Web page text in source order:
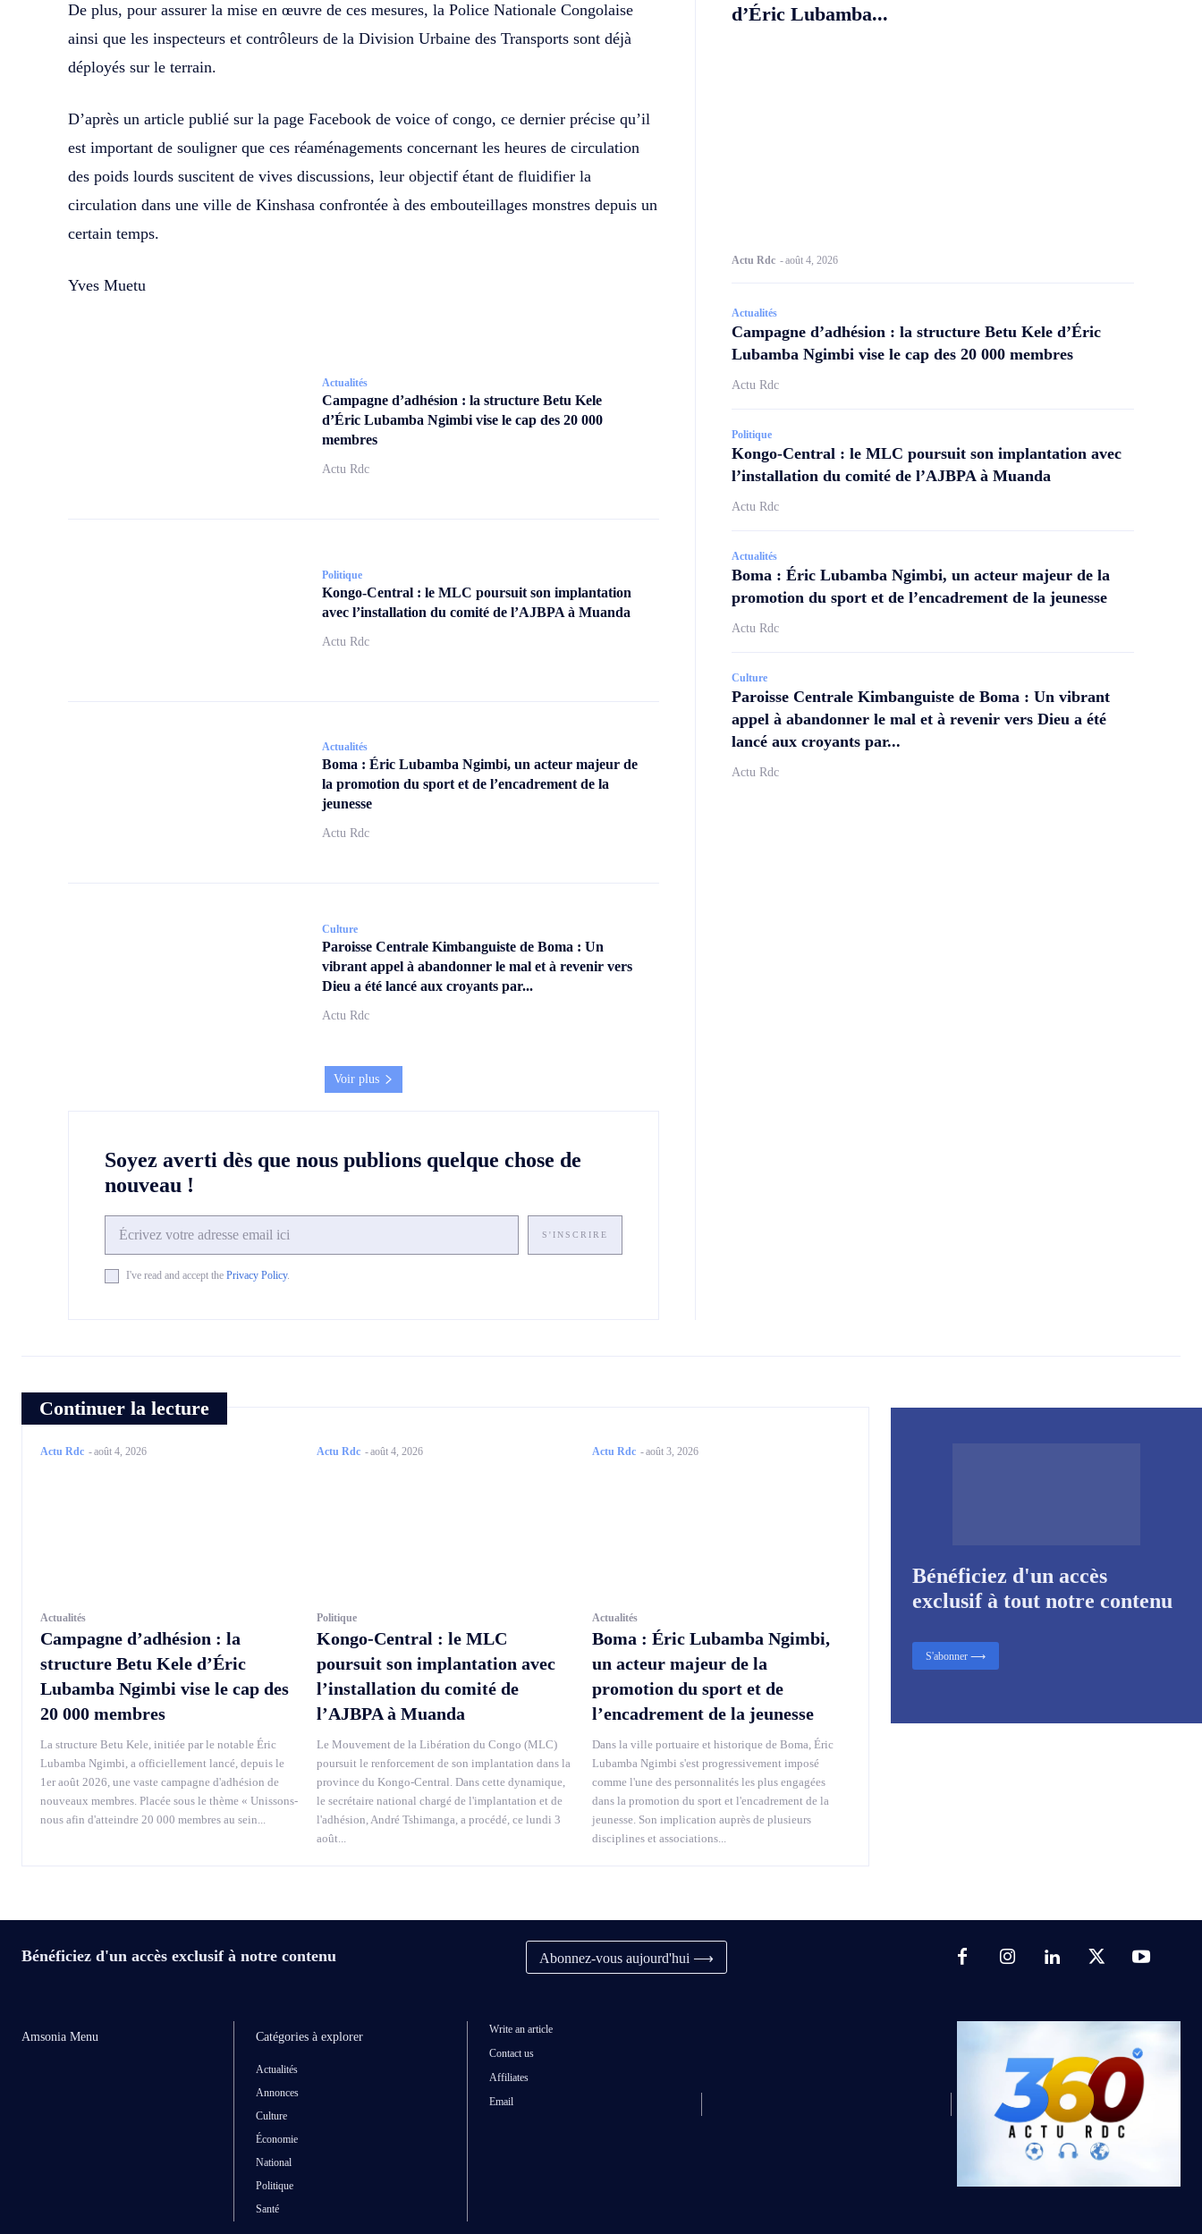
De plus, pour assurer la mise en œuvre de ces mesures, la Police Nationale Congolaise
ainsi que les inspecteurs et contrôleurs de la Division Urbaine des Transports sont déjà
déployés sur le terrain.
D’après un article publié sur la page Facebook de voice of congo, ce dernier précise qu’il
est important de souligner que ces réaménagements concernant les heures de circulation
des poids lourds suscitent de vives discussions, leur objectif étant de fluidifier la
circulation dans une ville de Kinshasa confrontée à des embouteillages monstres depuis un
certain temps.
Yves Muetu
Actualités
Campagne d’adhésion : la structure Betu Kele
d’Éric Lubamba Ngimbi vise le cap des 20 000
membres
Actu Rdc
Politique
Kongo-Central : le MLC poursuit son implantation
avec l’installation du comité de l’AJBPA à Muanda
Actu Rdc
Actualités
Boma : Éric Lubamba Ngimbi, un acteur majeur de
la promotion du sport et de l’encadrement de la
jeunesse
Actu Rdc
Culture
Paroisse Centrale Kimbanguiste de Boma : Un
vibrant appel à abandonner le mal et à revenir vers
Dieu a été lancé aux croyants par...
Actu Rdc
Voir plus
Soyez averti dès que nous publions quelque chose de
nouveau !
S'INSCRIRE
I've read and accept the Privacy Policy.
d’Éric Lubamba...
Actu Rdc -août 4, 2026
Actualités
Campagne d’adhésion : la structure Betu Kele d’Éric
Lubamba Ngimbi vise le cap des 20 000 membres
Actu Rdc
Politique
Kongo-Central : le MLC poursuit son implantation avec
l’installation du comité de l’AJBPA à Muanda
Actu Rdc
Actualités
Boma : Éric Lubamba Ngimbi, un acteur majeur de la
promotion du sport et de l’encadrement de la jeunesse
Actu Rdc
Culture
Paroisse Centrale Kimbanguiste de Boma : Un vibrant
appel à abandonner le mal et à revenir vers Dieu a été
lancé aux croyants par...
Actu Rdc
Continuer la lecture
Actu Rdc -août 4, 2026
Actualités
Campagne d’adhésion : la
structure Betu Kele d’Éric
Lubamba Ngimbi vise le cap des
20 000 membres
La structure Betu Kele, initiée par le notable Éric
Lubamba Ngimbi, a officiellement lancé, depuis le
1er août 2026, une vaste campagne d'adhésion de
nouveaux membres. Placée sous le thème « Unissons-
nous afin d'atteindre 20 000 membres au sein...
Actu Rdc -août 4, 2026
Politique
Kongo-Central : le MLC
poursuit son implantation avec
l’installation du comité de
l’AJBPA à Muanda
Le Mouvement de la Libération du Congo (MLC)
poursuit le renforcement de son implantation dans la
province du Kongo-Central. Dans cette dynamique,
le secrétaire national chargé de l'implantation et de
l'adhésion, André Tshimanga, a procédé, ce lundi 3
août...
Actu Rdc -août 3, 2026
Actualités
Boma : Éric Lubamba Ngimbi,
un acteur majeur de la
promotion du sport et de
l’encadrement de la jeunesse
Dans la ville portuaire et historique de Boma, Éric
Lubamba Ngimbi s'est progressivement imposé
comme l'une des personnalités les plus engagées
dans la promotion du sport et l'encadrement de la
jeunesse. Son implication auprès de plusieurs
disciplines et associations...
Bénéficiez d'un accès
exclusif à tout notre contenu
S'abonner ⟶
Bénéficiez d'un accès exclusif à notre contenu Abonnez-vous aujourd'hui ⟶
Amsonia Menu Catégories à explorer
Actualités
Annonces
Culture
Économie
National
Politique
Santé
Write an article
Contact us
Affiliates
Email